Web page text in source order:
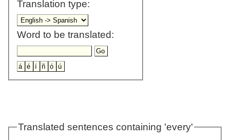
Translation type:
Word to be translated:
Translated sentences containing 'every'